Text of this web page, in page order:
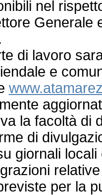
nel
Generale
di lavoro
e
la facoltà di
di
giornali
per la